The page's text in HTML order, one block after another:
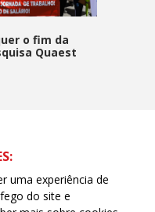
o fim da
Quaest
uma experiência de
do site e